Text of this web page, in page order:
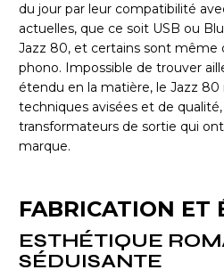
du jour par leur compatibilité
actuelles, que ce soit USB ou
Jazz 80, et certains sont même
phono. Impossible de trouver
étendu en la matière, le Jazz
techniques avisées et de
transformateurs de sortie qui
marque.
FABRICATION ET
ESTHÉTIQUE
SÉDUISANTE